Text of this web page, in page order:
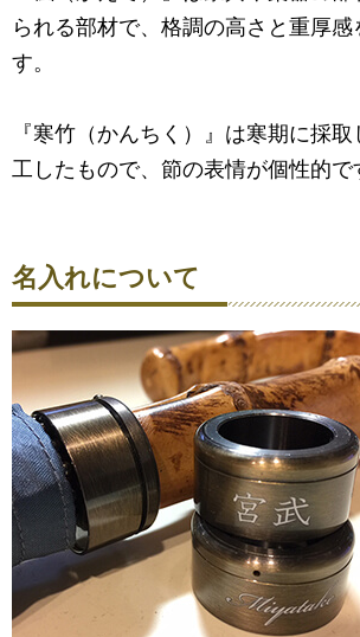
られる部材で、格調の高さと重厚感
す。
『寒竹（かんちく）』は寒期に採
工したもので、節の表情が個性的で
名入れについて